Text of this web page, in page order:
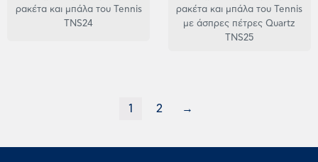
ρακέτα και μπάλα του Tennis
TNS24
ρακέτα και μπάλα του Tennis
με άσπρες πέτρες Quartz
TNS25
1 2 →